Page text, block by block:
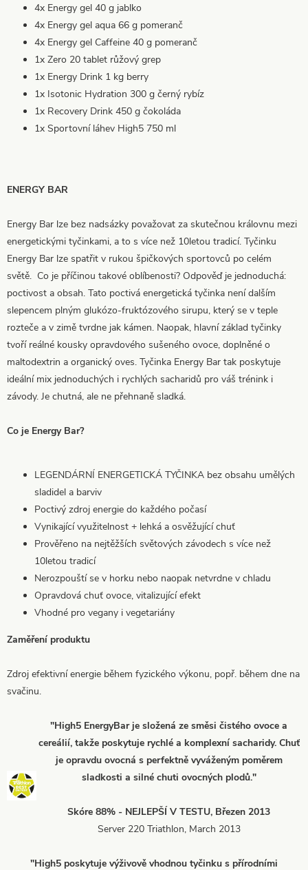
4x Energy gel 40 g jablko
4x Energy gel aqua 66 g pomeranč
4x Energy gel Caffeine 40 g pomeranč
1x Zero 20 tablet růžový grep
1x Energy Drink 1 kg berry
1x Isotonic Hydration 300 g černý rybíz
1x Recovery Drink 450 g čokoláda
1x Sportovní láhev High5 750 ml
ENERGY BAR
Energy Bar lze bez nadsázky považovat za skutečnou královnu mezi
energetickými tyčinkami, a to s více než 10letou tradicí. Tyčinku
Energy Bar lze spatřit v rukou špičkových sportovců po celém
světě. Co je příčinou takové oblíbenosti? Odpověď je jednoduchá:
poctivost a obsah. Tato poctivá energetická tyčinka není dalším
slepencem plným glukózo-fruktózového sirupu, který se v teple
rozteče a v zimě tvrdne jak kámen. Naopak, hlavní základ tyčinky
tvoří reálné kousky opravdového sušeného ovoce, doplněné o
maltodextrin a organický oves. Tyčinka Energy Bar tak poskytuje
ideální mix jednoduchých i rychlých sacharidů pro váš trénink i
závody. Je chutná, ale ne přehnaně sladká.
Co je Energy Bar?
LEGENDÁRNÍ ENERGETICKÁ TYČINKA bez obsahu umělých
sladidel a barviv
Poctivý zdroj energie do každého počasí
Vynikající využitelnost + lehká a osvěžující chuť
Prověřeno na nejtěžších světových závodech s více než
10letou tradicí
Nerozpouští se v horku nebo naopak netvrdne v chladu
Opravdová chuť ovoce, vitalizující efekt
Vhodné pro vegany i vegetariány
Zaměření produktu
Zdroj efektivní energie během fyzického výkonu, popř. během dne na
svačinu.
"High5 EnergyBar je složená ze směsi čistého ovoce a
cereálií, takže poskytuje rychlé a komplexní sacharidy. Chuť
je opravdu ovocná s perfektně vyváženým poměrem
sladkosti a silné chuti ovocných plodů."
Skóre 88% - NEJLEPŠÍ V TESTU, Březen 2013
Server 220 Triathlon, March 2013
"High5 poskytuje výživově vhodnou tyčinku s přírodními